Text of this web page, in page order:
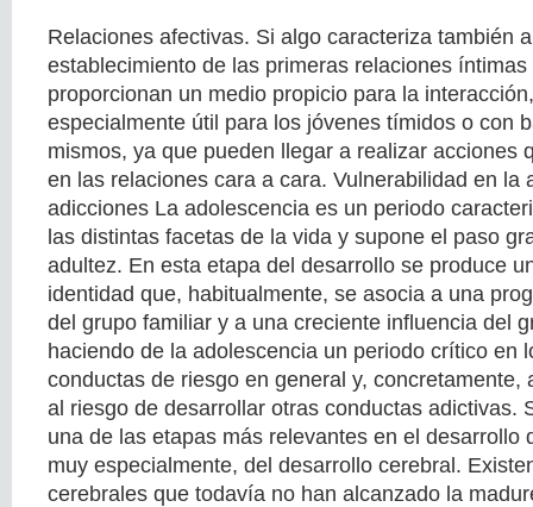
Relaciones afectivas. Si algo caracteriza también
establecimiento de las primeras relaciones
proporcionan un medio propicio para la
especialmente útil para los jóvenes tímidos o con
mismos, ya que pueden llegar a realizar acciones
en las relaciones cara a cara. Vulnerabilidad en la
adicciones La adolescencia es un periodo
las distintas facetas de la vida y supone el paso
adultez. En esta etapa del desarrollo se produce
identidad que, habitualmente, se asocia a una
del grupo familiar y a una creciente influencia del
haciendo de la adolescencia un periodo crítico en
conductas de riesgo en general y, concretamente,
al riesgo de desarrollar otras conductas adictivas.
una de las etapas más relevantes en el desarrollo
muy especialmente, del desarrollo cerebral.
cerebrales que todavía no han alcanzado la